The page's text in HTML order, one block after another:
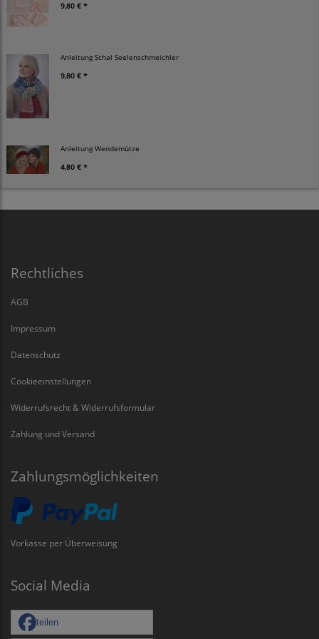
9,80 € *
Anleitung Schal Seelenschmeichler
9,80 € *
Anleitung Wendemütze
4,80 € *
Rechtliches
AGB
Impressum
Datenschutz
Cookieeinstellungen
Widerrufsrecht & Widerrufsformular
Zahlung und Versand
Zahlungsmöglichkeiten
Vorkasse per Überweisung
Social Media
teilen